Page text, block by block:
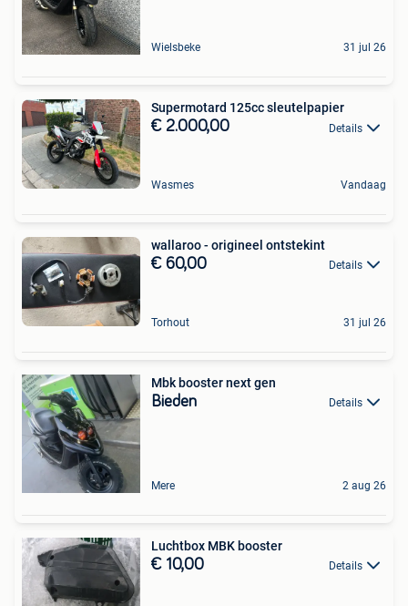
Wielsbeke 31 jul 26
Supermotard 125cc sleutelpapier
€ 2.000,00 Details
Wasmes Vandaag
wallaroo - origineel ontstekint
€ 60,00 Details
Torhout 31 jul 26
Mbk booster next gen
Bieden Details
Mere 2 aug 26
Luchtbox MBK booster
€ 10,00 Details